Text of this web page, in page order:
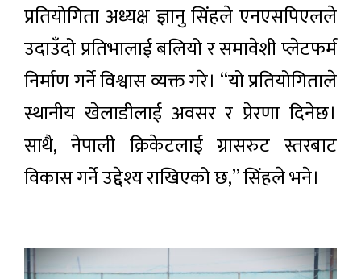
प्रतियोगिता अध्यक्ष ज्ञानु सिंहले एनएसपिएलले
उदाउँदो प्रतिभालाई बलियो र समावेशी प्लेटफर्म
निर्माण गर्ने विश्वास व्यक्त गरे। “यो प्रतियोगिताले
स्थानीय खेलाडीलाई अवसर र प्रेरणा दिनेछ।
साथै, नेपाली क्रिकेटलाई ग्रासरुट स्तरबाट
विकास गर्ने उद्देश्य राखिएको छ,” सिंहले भने।